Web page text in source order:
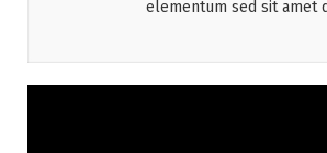
elementum sed sit amet